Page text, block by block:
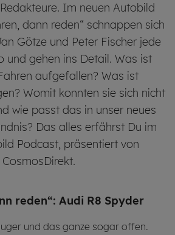
Im neuen Autobild
dann reden“ schnappen sich
Götze und Peter Fischer jede
und gehen ins Detail. Was ist
aufgefallen? Was ist
Womit konnten sie sich nicht
wie passt das in unser neues
Das alles erfährst Du im
Podcast, präsentiert von
CosmosDirekt.
reden“: Audi R8 Spy­der
und das ganze sogar offen.